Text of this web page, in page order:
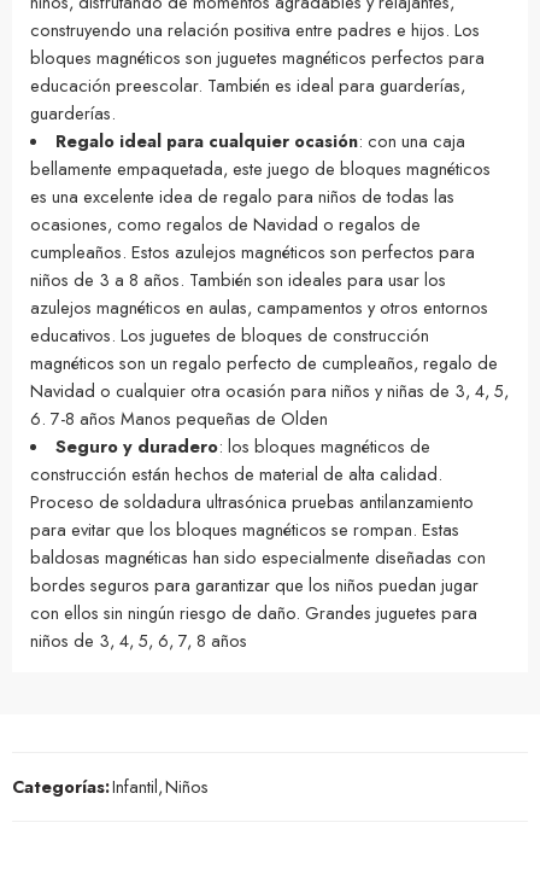
construyendo una relación positiva entre padres e hijos. Los
bloques magnéticos son juguetes magnéticos perfectos para
educación preescolar. También es ideal para guarderías,
guarderías.
Regalo ideal para cualquier ocasión: con una caja
bellamente empaquetada, este juego de bloques magnéticos
es una excelente idea de regalo para niños de todas las
ocasiones, como regalos de Navidad o regalos de
cumpleaños. Estos azulejos magnéticos son perfectos para
niños de 3 a 8 años. También son ideales para usar los
azulejos magnéticos en aulas, campamentos y otros entornos
educativos. Los juguetes de bloques de construcción
magnéticos son un regalo perfecto de cumpleaños, regalo de
Navidad o cualquier otra ocasión para niños y niñas de 3, 4, 5,
6. 7-8 años Manos pequeñas de Olden
Seguro y duradero: los bloques magnéticos de
construcción están hechos de material de alta calidad.
Proceso de soldadura ultrasónica pruebas antilanzamiento
para evitar que los bloques magnéticos se rompan. Estas
baldosas magnéticas han sido especialmente diseñadas con
bordes seguros para garantizar que los niños puedan jugar
con ellos sin ningún riesgo de daño. Grandes juguetes para
niños de 3, 4, 5, 6, 7, 8 años
Categorías:Infantil,Niños